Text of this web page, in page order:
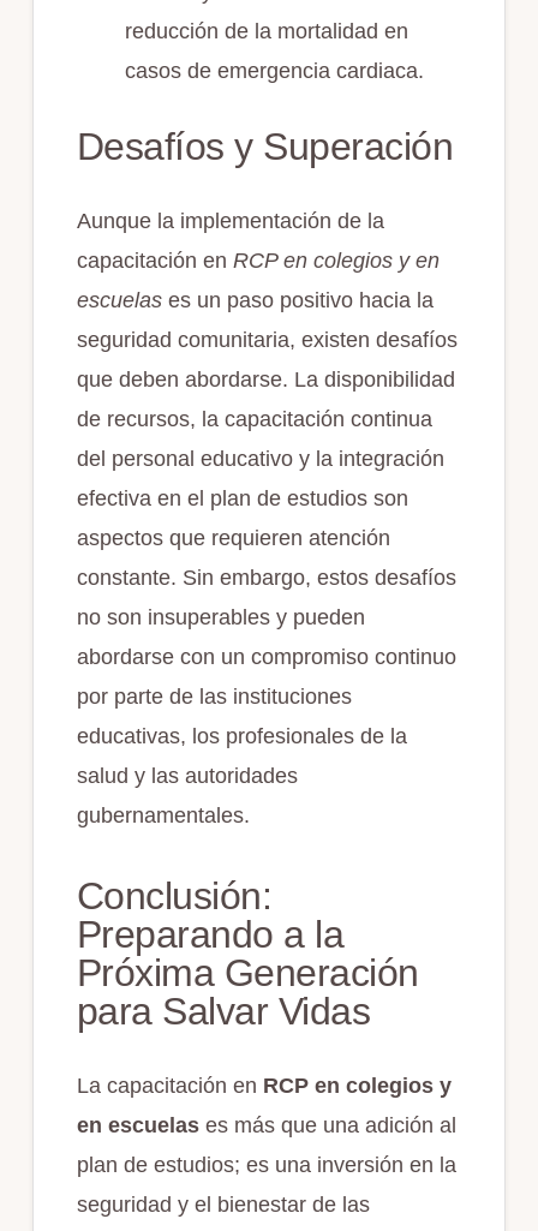
reducción de la mortalidad en
casos de emergencia cardiaca.
Desafíos y Superación
Aunque la implementación de la
capacitación en RCP en colegios y en
escuelases un paso positivo hacia la
seguridad comunitaria, existen desafíos
que deben abordarse. La disponibilidad
de recursos, la capacitación continua
del personal educativo y la integración
efectiva en el plan de estudios son
aspectos que requieren atención
constante. Sin embargo, estos desafíos
no son insuperables y pueden
abordarse con un compromiso continuo
por parte de las instituciones
educativas, los profesionales de la
salud y las autoridades
gubernamentales.
Conclusión:
Preparando a la
Próxima Generación
para Salvar Vidas
La capacitación en RCP en colegios y
en escuelases más que una adición al
plan de estudios; es una inversión en la
seguridad y el bienestar de las